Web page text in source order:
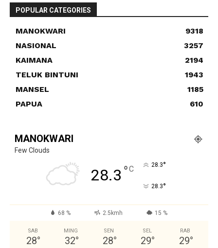
POPULAR CATEGORIES
MANOKWARI
9318
NASIONAL
3257
KAIMANA
2194
TELUK BINTUNI
1943
MANSEL
1185
PAPUA
610
MANOKWARI
Few Clouds
28.3 °C 28.3°
28.3°
68 % 2.5kmh 15 %
SAB
28°
MING
32°
SEN
28°
SEL
29°
RAB
29°